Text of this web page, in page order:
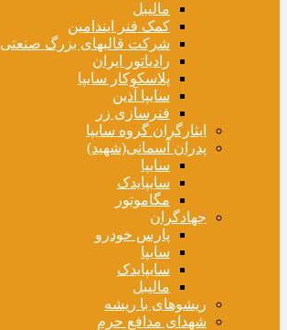
مالیبل
کمک فنر ایندامین
شرکت قالبهای بزرگ صنعتی
رادیاتور ایران
پلاسکوکار سایپا
سایپا آذین
فنرسازی زر
ایثارگران گروه سایپا
پدران آسمانی(شهید)
سایپا
سایپایدک
مگاموتور
جهادگران
پارس خودرو
سایپا
سایپایدک
مالیبل
ریشوهای با ریشه
شهدای مدافع حرم